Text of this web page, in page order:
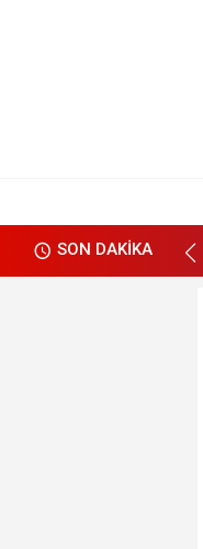
SON DAKİKA